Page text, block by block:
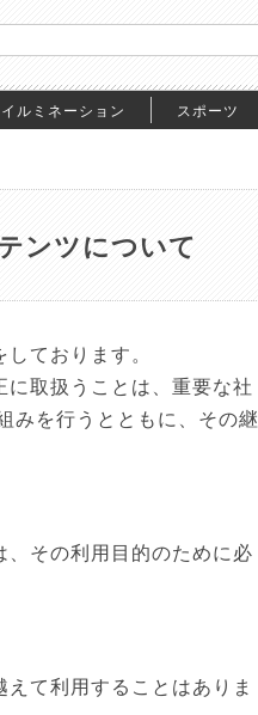
イルミネーション スポーツ
ンツについて
ております。
取扱うことは、重要な社
みを行うとともに、その継
その利用目的のために必
て利用することはありま